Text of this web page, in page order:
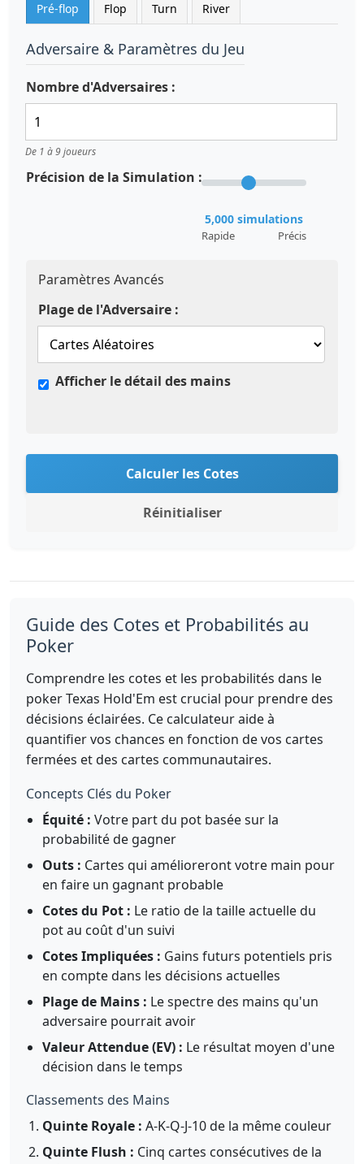
Pré-flop Flop Turn River
Adversaire & Paramètres du Jeu
Nombre d'Adversaires :
De 1 à 9 joueurs
Précision de la Simulation :
Rapide Précis
5,000 simulations
Paramètres Avancés
Plage de l'Adversaire :
Afficher le détail des mains
Calculer les Cotes
Réinitialiser
Guide des Cotes et Probabilités au
Poker
Comprendre les cotes et les probabilités dans le
poker Texas Hold'Em est crucial pour prendre des
décisions éclairées. Ce calculateur aide à
quantifier vos chances en fonction de vos cartes
fermées et des cartes communautaires.
Concepts Clés du Poker
Équité : Votre part du pot basée sur la
probabilité de gagner
Outs : Cartes qui amélioreront votre main pour
en faire un gagnant probable
Cotes du Pot : Le ratio de la taille actuelle du
pot au coût d'un suivi
Cotes Impliquées : Gains futurs potentiels pris
en compte dans les décisions actuelles
Plage de Mains : Le spectre des mains qu'un
adversaire pourrait avoir
Valeur Attendue (EV) : Le résultat moyen d'une
décision dans le temps
Classements des Mains
Quinte Royale : A-K-Q-J-10 de la même couleur
Quinte Flush : Cinq cartes consécutives de la